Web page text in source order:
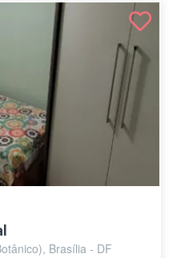
Brasília - DF